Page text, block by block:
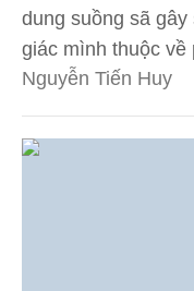
dung suồng sã
giác mình thuộc về
Nguyễn Tiến Huy